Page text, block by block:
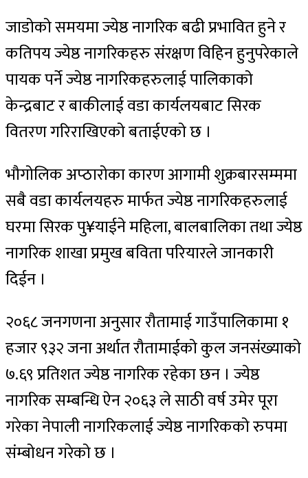
जाडोको समयमा ज्येष्ठ नागरिक बढी प्रभावित हुने र
कतिपय ज्येष्ठ नागरिकहरु संरक्षण विहिन हुनुपरेकाले
पायक पर्ने ज्येष्ठ नागरिकहरुलाई पालिकाको
केन्द्रबाट र बाकीलाई वडा कार्यलयबाट सिरक
वितरण गरिराखिएको बताईएको छ ।
भौगोलिक अप्ठारोका कारण आगामी शुक्रबारसम्ममा
सबै वडा कार्यलयहरु मार्फत ज्येष्ठ नागरिकहरुलाई
घरमा सिरक पु¥याईने महिला, बालबालिका तथा ज्येष्ठ
नागरिक शाखा प्रमुख बविता परियारले जानकारी
दिईन ।
२०६८ जनगणना अनुसार रौतामाई गाउँपालिकामा १
हजार ९३२ जना अर्थात रौतामाईको कुल जनसंख्याको
७.६९ प्रतिशत ज्येष्ठ नागरिक रहेका छन । ज्येष्ठ
नागरिक सम्बन्धि ऐन २०६३ ले साठी वर्ष उमेर पूरा
गरेका नेपाली नागरिकलाई ज्येष्ठ नागरिकको रुपमा
संम्बोधन गरेको छ ।